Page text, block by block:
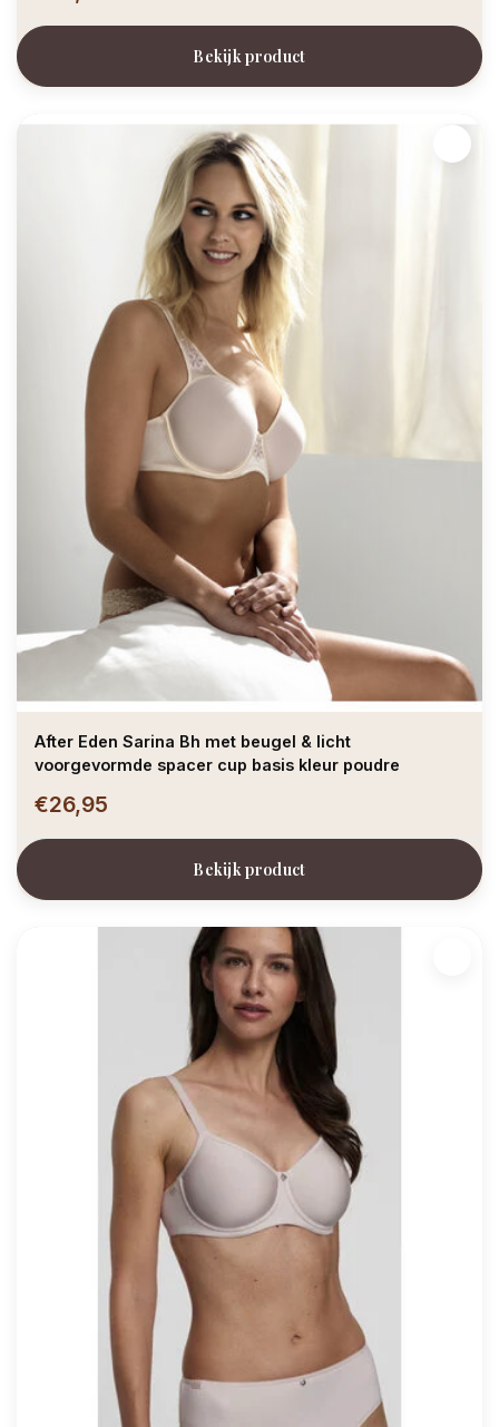
Bekijk product
After Eden Sarina Bh met beugel & licht
voorgevormde spacer cup basis kleur poudre
€26,95
Bekijk product